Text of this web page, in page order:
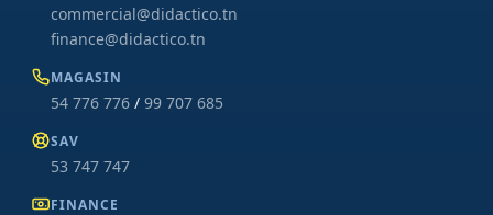
commercial@didactico.tn
finance@didactico.tn
MAGASIN
54 776 776 / 99 707 685
SAV
53 747 747
FINANCE